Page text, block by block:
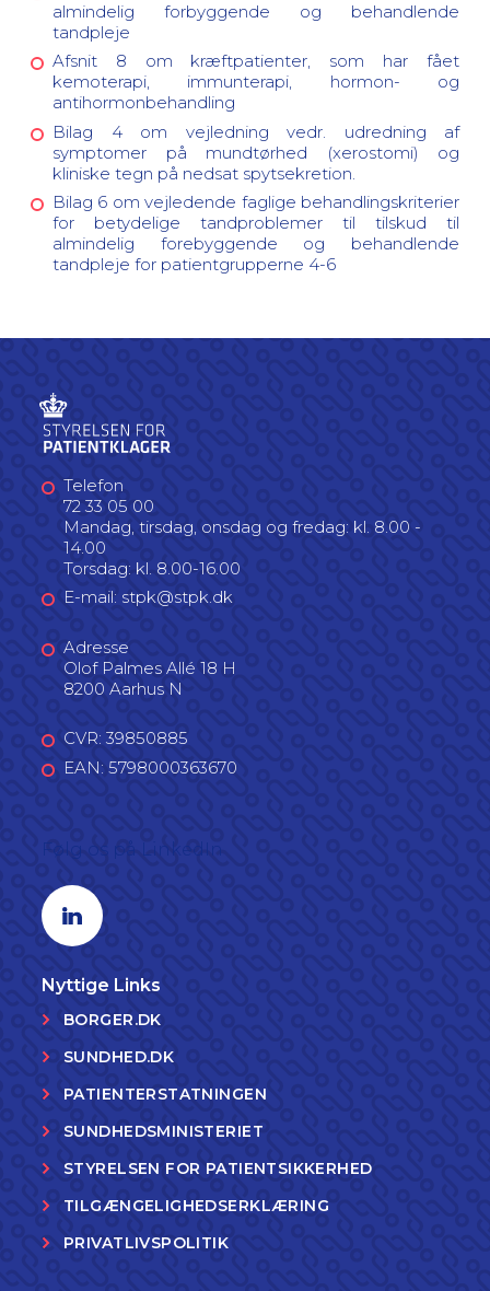
almindelig forbyggende og behandlende
tandpleje
Afsnit 8 om kræftpatienter, som har fået
kemoterapi, immunterapi, hormon- og
antihormonbehandling
Bilag 4 om vejledning vedr. udredning af
symptomer på mundtørhed (xerostomi) og
kliniske tegn på nedsat spytsekretion.
Bilag 6 om vejledende faglige behandlingskriterier
for betydelige tandproblemer til tilskud til
almindelig forebyggende og behandlende
tandpleje for patientgrupperne 4-6
Telefon
72 33 05 00
Mandag, tirsdag, onsdag og fredag: kl. 8.00 -
14.00
Torsdag: kl. 8.00-16.00
E-mail: stpk@stpk.dk
Adresse
Olof Palmes Allé 18 H
8200 Aarhus N
CVR: 39850885
EAN: 5798000363670
Linkedin profil
Nyttige Links
BORGER.DK
SUNDHED.DK
PATIENTERSTATNINGEN
SUNDHEDSMINISTERIET
STYRELSEN FOR PATIENTSIKKERHED
TILGÆNGELIGHEDSERKLÆRING
PRIVATLIVSPOLITIK